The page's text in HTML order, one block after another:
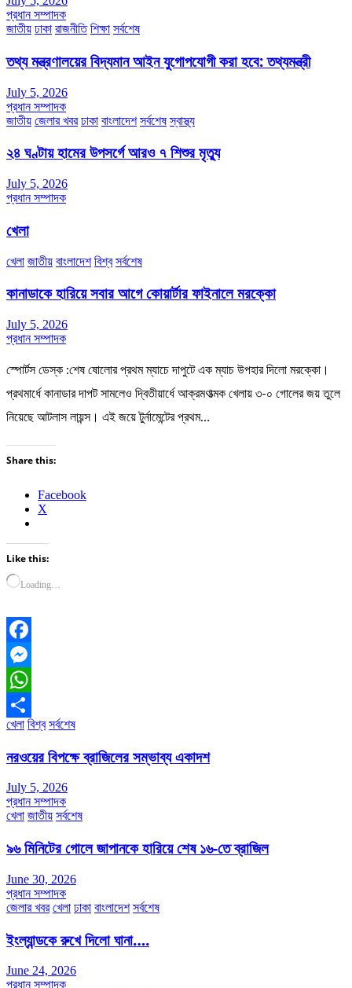
প্রধান সম্পাদক
জাতীয় ঢাকা রাজনীতি শিক্ষা সর্বশেষ
তথ্য মন্ত্রণালয়ের বিদ্যমান আইন যুগোপযোগী করা হবে: তথ্যমন্ত্রী
July 5, 2026
প্রধান সম্পাদক
জাতীয় জেলার খবর ঢাকা বাংলাদেশ সর্বশেষ স্বাস্থ্য
২৪ ঘণ্টায় হামের উপসর্গে আরও ৭ শিশুর মৃত্যু
July 5, 2026
প্রধান সম্পাদক
খেলা
খেলা জাতীয় বাংলাদেশ বিশ্ব সর্বশেষ
কানাডাকে হারিয়ে সবার আগে কোয়ার্টার ফাইনালে মরক্কো
July 5, 2026
প্রধান সম্পাদক
স্পোর্টস ডেস্ক :শেষ ষোলোর প্রথম ম্যাচে দাপুটে এক ম্যাচ উপহার দিলো মরক্কো।
প্রথমার্ধে কানাডার দাপট সামলেও দ্বিতীয়ার্ধে আক্রমণাত্মক খেলায় ৩-০ গোলের জয় তুলে
নিয়েছে আটলাস লায়ন্স। এই জয়ে টুর্নামেন্টের প্রথম…
Share this:
Facebook
X
Like this:
Loading…
Facebook
Messenger
WhatsApp
Share
খেলা বিশ্ব সর্বশেষ
নরওয়ের বিপক্ষে ব্রাজিলের সম্ভাব্য একাদশ
July 5, 2026
প্রধান সম্পাদক
খেলা জাতীয় সর্বশেষ
৯৬ মিনিটের গোলে জাপানকে হারিয়ে শেষ ১৬-তে ব্রাজিল
June 30, 2026
প্রধান সম্পাদক
জেলার খবর খেলা ঢাকা বাংলাদেশ সর্বশেষ
ইংল্যান্ডকে রুখে দিলো ঘানা….
June 24, 2026
প্রধান সম্পাদক